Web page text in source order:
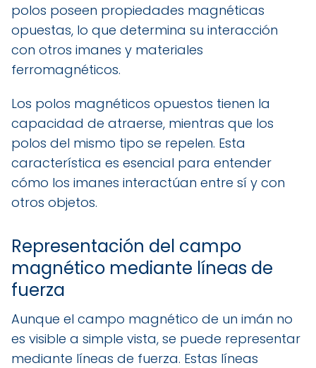
polos poseen propiedades magnéticas
opuestas, lo que determina su interacción
con otros imanes y materiales
ferromagnéticos.
Los polos magnéticos opuestos tienen la
capacidad de atraerse, mientras que los
polos del mismo tipo se repelen. Esta
característica es esencial para entender
cómo los imanes interactúan entre sí y con
otros objetos.
Representación del campo
magnético mediante líneas de
fuerza
Aunque el campo magnético de un imán no
es visible a simple vista, se puede representar
mediante líneas de fuerza. Estas líneas